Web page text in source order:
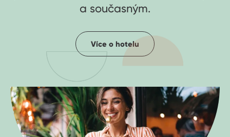
a současným.
Více o hotelu